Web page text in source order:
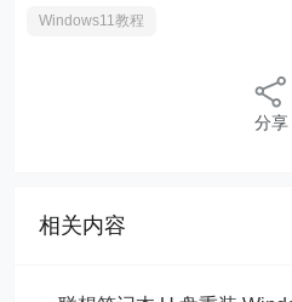
Windows11教程
分享
相关内容